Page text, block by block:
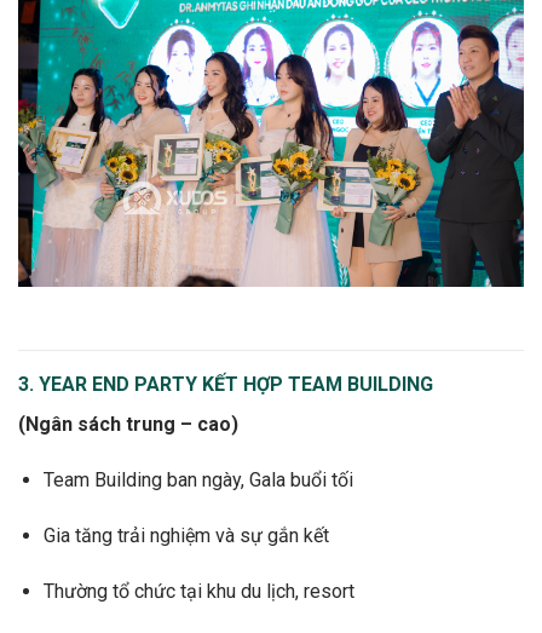
3. YEAR END PARTY KẾT HỢP TEAM BUILDING
(Ngân sách trung – cao)
Team Building ban ngày, Gala buổi tối
Gia tăng trải nghiệm và sự gắn kết
Thường tổ chức tại khu du lịch, resort